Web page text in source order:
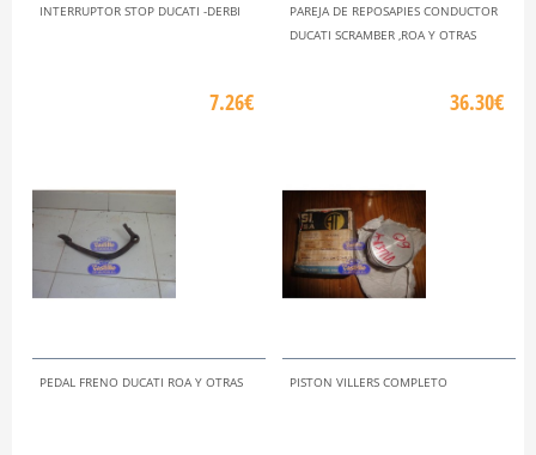
INTERRUPTOR STOP DUCATI -DERBI
7.26€
PAREJA DE REPOSAPIES CONDUCTOR
DUCATI SCRAMBER ,ROA Y OTRAS
36.30€
PEDAL FRENO DUCATI ROA Y OTRAS PISTON VILLERS COMPLETO